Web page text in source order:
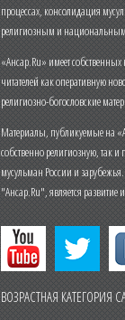
процессах, консолидация
религиозным и
«Ансар.Ru» имеет
читателей как оперативную
религиозно-богословские
Материалы, публикуемые на
собственно религиозную, так
мусульман России и
"Ансар.Ru", является
ВОЗРАСТНАЯ КАТЕГОРИЯ